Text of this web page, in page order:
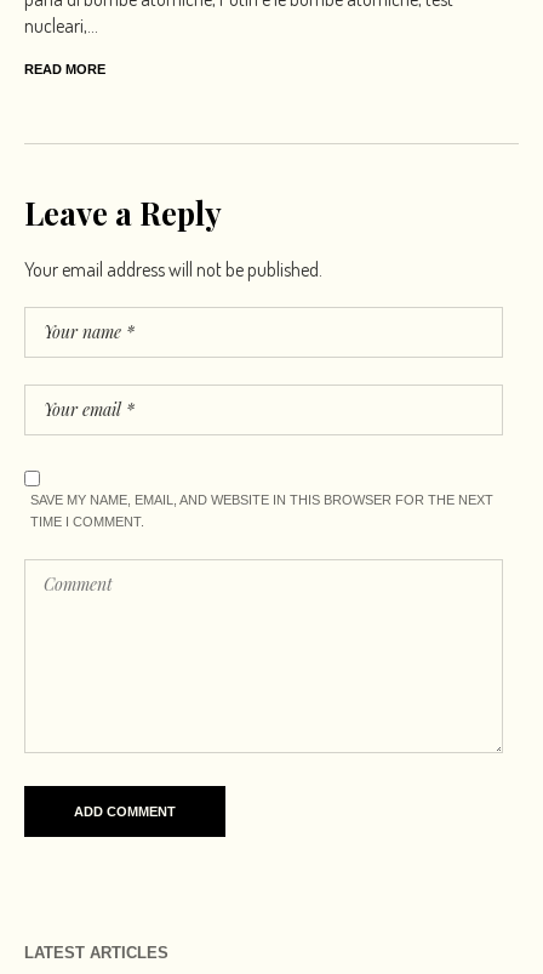
nucleari,...
READ MORE
Leave a Reply
Your email address will not be published.
SAVE MY NAME, EMAIL, AND WEBSITE IN THIS BROWSER FOR THE NEXT
TIME I COMMENT.
LATEST ARTICLES